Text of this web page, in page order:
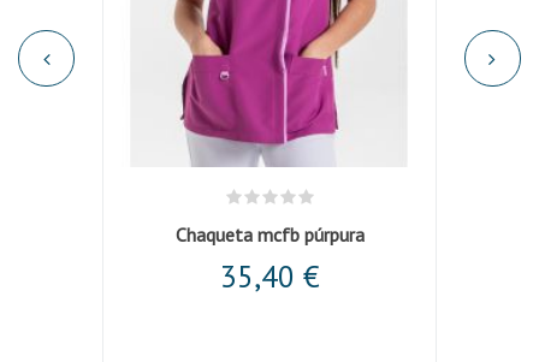
Chaqueta mcfb púrpura
35,40 €